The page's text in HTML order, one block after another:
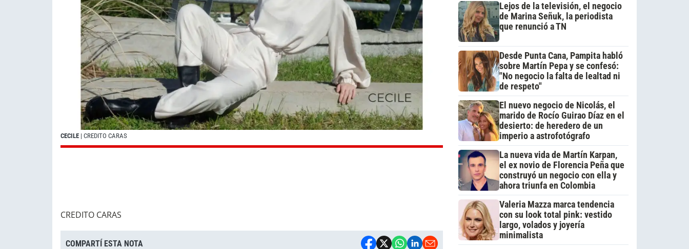
CECILE | CREDITO CARAS
CREDITO CARAS
COMPARTÍ ESTA NOTA
Lejos de la televisión, el negocio
de Marina Señuk, la periodista
que renunció a TN
Desde Punta Cana, Pampita habló
sobre Martín Pepa y se confesó:
"No negocio la falta de lealtad ni
de respeto"
El nuevo negocio de Nicolás, el
marido de Rocío Guirao Díaz en el
desierto: de heredero de un
imperio a astrofotógrafo
La nueva vida de Martín Karpan,
el ex novio de Florencia Peña que
construyó un negocio con ella y
ahora triunfa en Colombia
Valeria Mazza marca tendencia
con su look total pink: vestido
largo, volados y joyería
minimalista